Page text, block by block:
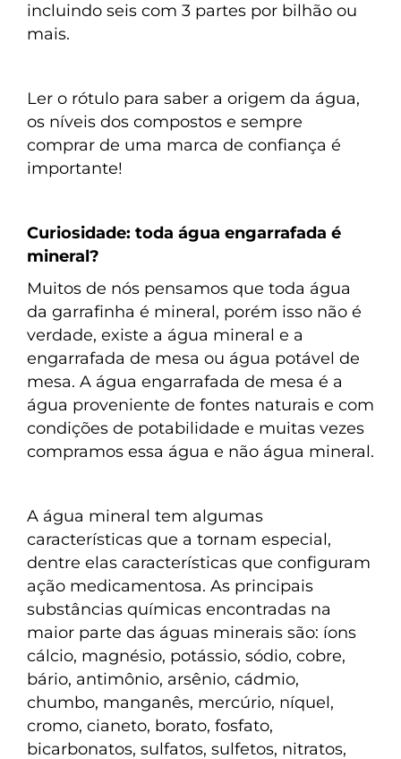
incluindo seis com 3 partes por bilhão ou
mais.
Ler o rótulo para saber a origem da água,
os níveis dos compostos e sempre
comprar de uma marca de confiança é
importante!
Curiosidade: toda água engarrafada é
mineral?
Muitos de nós pensamos que toda água
da garrafinha é mineral, porém isso não é
verdade, existe a água mineral e a
engarrafada de mesa ou água potável de
mesa. A água engarrafada de mesa é a
água proveniente de fontes naturais e com
condições de potabilidade e muitas vezes
compramos essa água e não água mineral.
A água mineral tem algumas
características que a tornam especial,
dentre elas características que configuram
ação medicamentosa. As principais
substâncias químicas encontradas na
maior parte das águas minerais são: íons
cálcio, magnésio, potássio, sódio, cobre,
bário, antimônio, arsênio, cádmio,
chumbo, manganês, mercúrio, níquel,
cromo, cianeto, borato, fosfato,
bicarbonatos, sulfatos, sulfetos, nitratos,